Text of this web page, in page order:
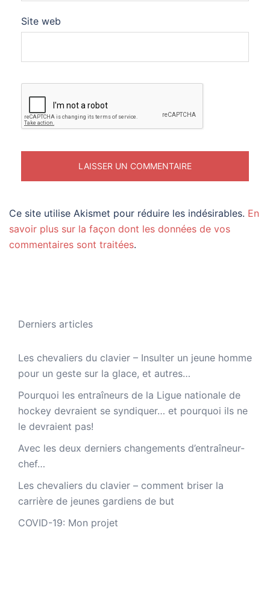
Site web
Ce site utilise Akismet pour réduire les indésirables. En
savoir plus sur la façon dont les données de vos
commentaires sont traitées.
Derniers articles
Les chevaliers du clavier – Insulter un jeune homme
pour un geste sur la glace, et autres…
Pourquoi les entraîneurs de la Ligue nationale de
hockey devraient se syndiquer… et pourquoi ils ne
le devraient pas!
Avec les deux derniers changements d’entraîneur-
chef…
Les chevaliers du clavier – comment briser la
carrière de jeunes gardiens de but
COVID-19: Mon projet